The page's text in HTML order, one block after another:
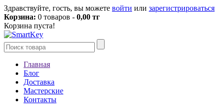
Здравствуйте, гость, вы можете войти или зарегистрироваться
Корзина: 0 товаров - 0,00 тг
Корзина пуста!
Главная
Блог
Доставка
Мастерские
Контакты